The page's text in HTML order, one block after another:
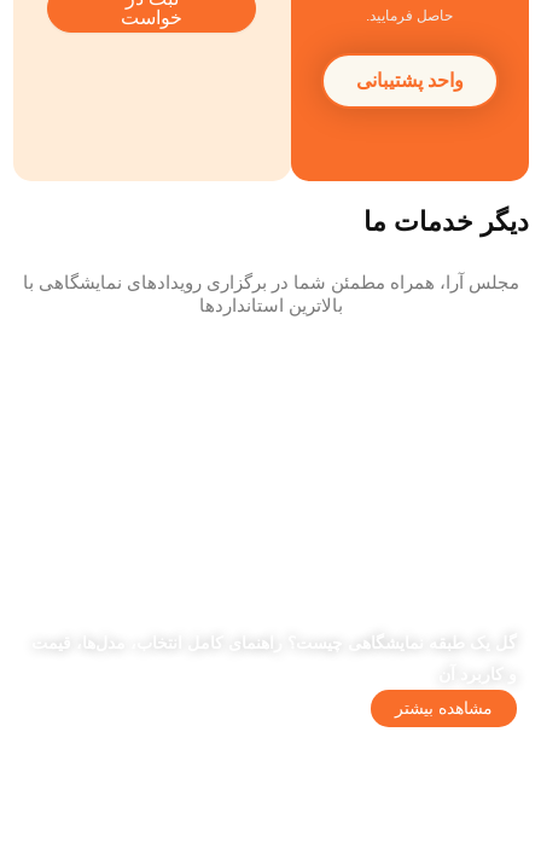
حاصل فرمایید.
واحد پشتیبانی
خواست
دیگر خدمات ما
مجلس آرا، همراه مطمئن شما در برگزاری رویدادهای نمایشگاهی با
بالاترین استانداردها
گل یک طبقه نمایشگاهی چیست؟ راهنمای کامل انتخاب، مدل‌ها، قیمت
مشاهده بیشتر